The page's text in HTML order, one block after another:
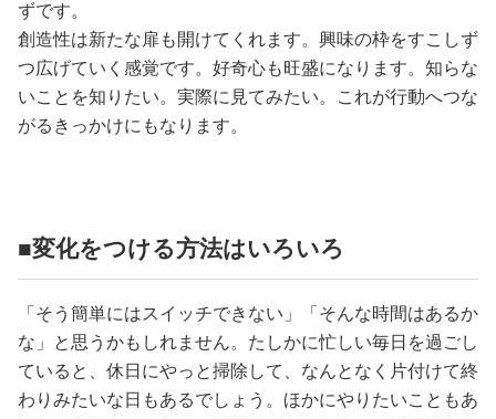
ずです。
創造性は新たな扉も開けてくれます。興味の枠をすこしず
つ広げていく感覚です。好奇心も旺盛になります。知らな
いことを知りたい。実際に見てみたい。これが行動へつな
がるきっかけにもなります。
■変化をつける方法はいろいろ
「そう簡単にはスイッチできない」「そんな時間はあるか
な」と思うかもしれません。たしかに忙しい毎日を過ごし
ていると、休日にやっと掃除して、なんとなく片付けて終
わりみたいな日もあるでしょう。ほかにやりたいこともあ